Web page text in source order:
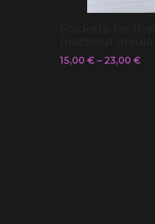
15,00 € – 23,00 €